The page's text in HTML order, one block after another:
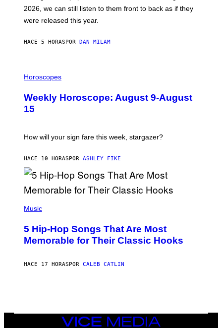
O
E
/
Y
A
G
E
2026, we can still listen to them front to back as if they
were released this year.
HACE 5 HORAS POR DAN MILAM
L
S
T
R
I
B
R
E
S
Horoscopes
Weekly Horoscope: August 9-August
15
How will your sign fare this week, stargazer?
HACE 10 HORAS POR ASHLEY FIKE
P
T
O
B
T
Music
5 Hip-Hop Songs That Are Most
Memorable for Their Classic Hooks
HACE 17 HORAS POR CALEB CATLIN
VICE